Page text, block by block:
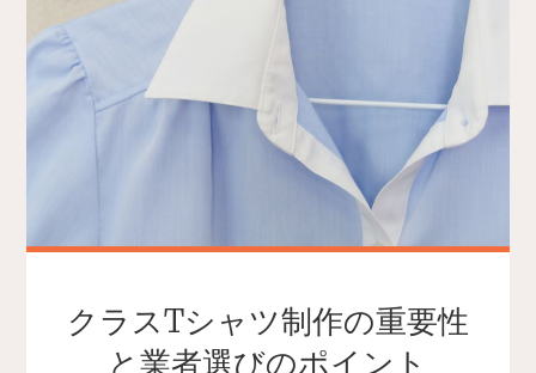
クラスTシャツ制作の重要性
と業者選びのポイント